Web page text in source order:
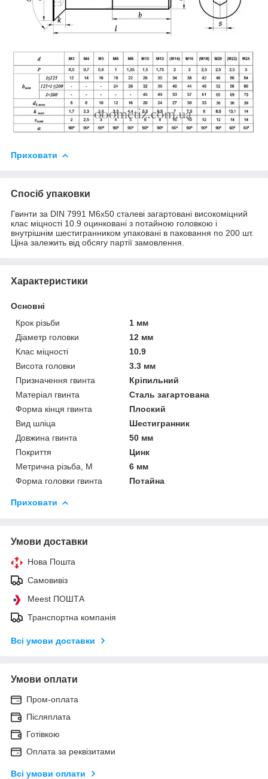
Приховати
Спосіб упаковки
Гвинти за DIN 7991 М6х50 сталеві загартовані високоміцний
клас міцності 10.9 оцинковані з потайною головкою і
внутрішнім шестигранником упаковані в паковання по 200 шт.
Ціна залежить від обсягу партії замовлення.
Характеристики
Основні
Крок різьби
1 мм
Діаметр головки
12 мм
Клас міцності
10.9
Висота головки
3.3 мм
Призначення гвинта
Кріпильний
Матеріал гвинта
Сталь загартована
Форма кінця гвинта
Плоский
Вид шліца
Шестигранник
Довжина гвинта
50 мм
Покриття
Цинк
Метрична різьба, М
6 мм
Форма головки гвинта
Потайна
Приховати
Умови доставки
Нова Пошта
Самовивіз
Meest ПОШТА
Транспортна компанія
Всі умови доставки
Умови оплати
Пром-оплата
Післяплата
Готівкою
Оплата за реквізитами
Всі умови оплати